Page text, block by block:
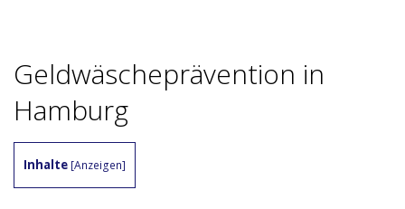
Geldwäscheprävention in
Hamburg
Inhalte [Anzeigen]